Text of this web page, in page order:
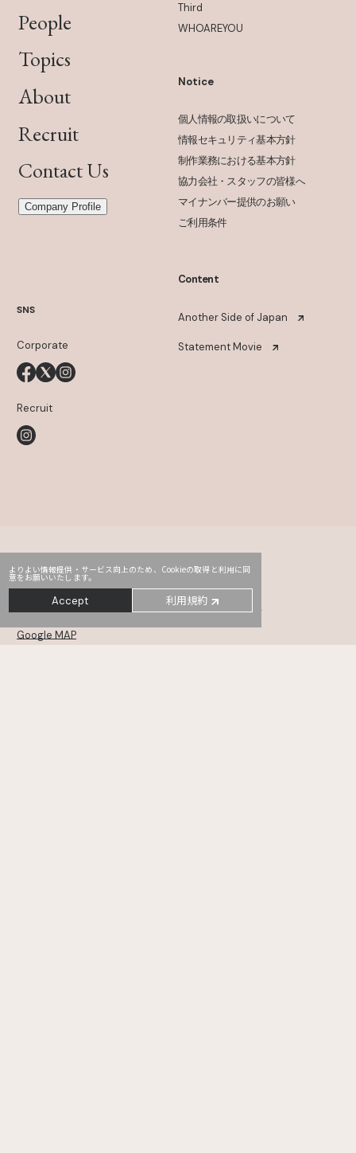
よりよい情報提供・サービス向上のため、Cookieの取得と利用に同
意をお願いいたします。
Accept 利用規約
People
Topics
About
Recruit
Contact Us
Company Profile
Third
WHOAREYOU
SNS
Corporate
Recruit
Notice
個人情報の取扱いについて
情報セキュリティ基本方針
制作業務における基本方針
協力会社・スタッフの皆様へ
マイナンバー提供のお願い
ご利用条件
Content
Another Side of Japan
Statement Movie
Head Office PRO2 Third
〒107-0052 東京都港区赤坂2-14-5 Daiwa赤坂ビル 5・6F
Google MAP